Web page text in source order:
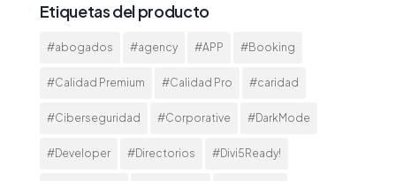
Etiquetas del producto
#abogados #agency #APP #Booking
#Calidad Premium #Calidad Pro #caridad
#Ciberseguridad #Corporative #DarkMode
#Developer #Directorios #Divi5Ready!